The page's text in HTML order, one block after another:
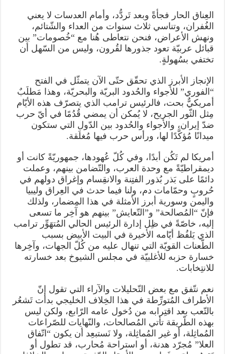
العِناق الحار فجأةً وبعد تَردُّد، وأمام العدسات لا يعني
الغُفران، وتناسي ثلاث سنوات من العداء والشّتائم،
ونهش الأعراض، فنحن نتعاطى هُنا مع “خُصومات” بين
قبائل عربيّة تعود جذورها لقُرون، وليس من السّهل أن
تختفي بسُهولةٍ.
الإنجاز الأبرز الذي تحقّق حتّى الآن يتمثّل في الفتح
“الفوري” للأجواء والحُدود البريّة والبحريّة، وهذا مَطلَبٌ
أمريكيٌّ بحت، فالرئيس ترامب الذي يتصرّف هذه الأيّام
مِثل الثّور الجريح، لا يُمكن أن يمضي قُدُمًا في أيّ حرب
ضدّ إيران، والأجواء والحُدود بين الدّول التي ستكون
ميدانًا مُؤكَّدًا لها، ورأس حرب فيها مُغلَقة.
أمريكا لم تَكُن أبدًا، وفي كُلّ عُهودها، جمهوريّةً كانت أو
ديمقراطيّةً مع وحدة العرب، والتّضامن بينهم، وعملت
دائمًا على بَذر بُذور الفتِنة والانقِسام وإغراق دولهم في
حُروبٍ وحمّامات دم، ولنا فيما حدث في العِراق وليبيا
واليمن وسورية أبرز الأمثلة في هذا المِضمار، ولذلك
فإنّ “المُصالحة” و”التّعايش” بينهم هو آخِر ما تسعى
إليه، خاصّةً في ظِل إدارة الرئيس الحالي المُتهَوِّر ترامب
الذي يَلفُظ أيّامه الأخيرة في البيت الأبيض بسبب
الطّعنات القويّة التي تنهال عليه من كُلّ الجهات، وآخِرها
خسارة حزبه للأغلبيّة في مجلس الشيوخ بعد خسارته
للانتِخابات.
نعم نتّفق مع بعض التّحليلات والآراء التي تقول إنّ
الأطراف المُتورِّطة في هذا الخِلاف الخليجي بدأت تَشعُر
بالتّعب بعد اقتِرابه من دُخول عامه الرّابع، ولكن ليس
بهذه الطّريقة تأتي المُصالحات، والنّهايات للصّراعات
المُماثِلة، أو غير المُماثِلة، ولا نَستبعِد أن يكون “اتّفاق
العلا” مُجرّد هدنة، أو استراحة مُحارب، قد تطول أو